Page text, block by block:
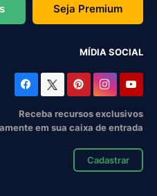
Seja Premium
MÍDIA SOCIAL
Receba recursos exclusivos
em sua caixa de entrada
Cadastrar